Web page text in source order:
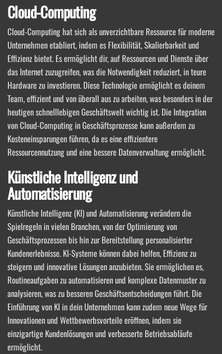
Cloud-Computing
Cloud-Computing hat sich als unverzichtbare Ressource für moderne
Unternehmen etabliert, indem es Flexibilität, Skalierbarkeit und
Effizienz bietet. Es ermöglicht dir, auf Ressourcen und Dienste über
das Internet zuzugreifen, was die Notwendigkeit reduziert, in teure
Hardware zu investieren. Diese Technologie ermöglicht es deinem
Team, effizient und von überall aus zu arbeiten, was besonders in der
heutigen schnelllebigen Geschäftswelt wichtig ist. Die Integration
von Cloud-Computing in Geschäftsprozesse kann außerdem zu
Kosteneinsparungen führen, da es eine effizientere
Ressourcennutzung und eine bessere Datenverwaltung ermöglicht.
Künstliche Intelligenz und
Automatisierung
Künstliche Intelligenz (KI) und Automatisierung verändern die
Spielregeln in vielen Branchen, von der Optimierung von
Geschäftsprozessen bis hin zur Bereitstellung personalisierter
Kundenerlebnisse. KI-Systeme können dabei helfen, Effizienz zu
steigern und innovative Lösungen anzubieten. Sie ermöglichen es,
Routineaufgaben zu automatisieren und komplexe Datenmuster zu
analysieren, was zu besseren Geschäftsentscheidungen führt. Die
Einführung von KI in dein Unternehmen kann zudem neue Wege für
Innovationen und Wettbewerbsvorteile eröffnen, indem sie
einzigartige Kundenlösungen und verbesserte Betriebsabläufe
ermöglicht.